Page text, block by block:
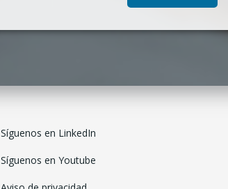
Síguenos en LinkedIn
Síguenos en Youtube